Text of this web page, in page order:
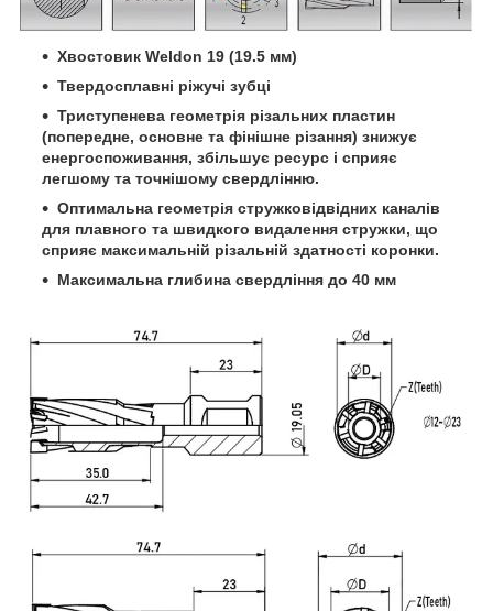
Хвостовик Weldon 19 (19.5 мм)
Твердосплавні ріжучі зубці
Триступенева геометрія різальних пластин
(попередне, основне та фінішне різання) знижує
енергоспоживання, збільшує ресурс і сприяє
легшому та точнішому свердлінню.
Оптимальна геометрія стружковідвідних каналів
для плавного та швидкого видалення стружки, що
сприяє максимальній різальній здатності коронки.
Максимальна глибина свердління до 40 мм